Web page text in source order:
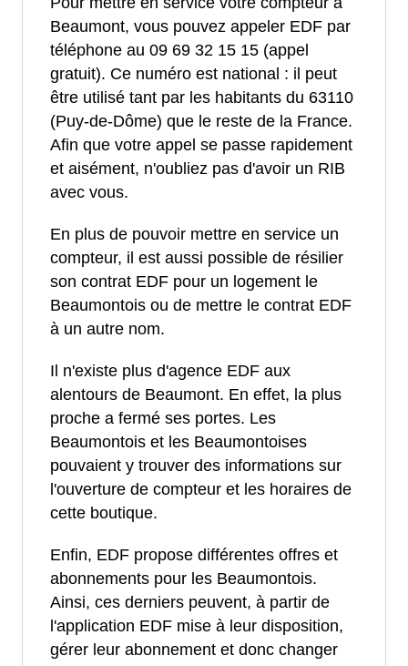
Beaumont, vous pouvez appeler EDF par
téléphone au 09 69 32 15 15 (appel
gratuit). Ce numéro est national : il peut
être utilisé tant par les habitants du 63110
(Puy-de-Dôme) que le reste de la France.
Afin que votre appel se passe rapidement
et aisément, n'oubliez pas d'avoir un RIB
avec vous.
En plus de pouvoir mettre en service un
compteur, il est aussi possible de résilier
son contrat EDF pour un logement le
Beaumontois ou de mettre le contrat EDF
à un autre nom.
Il n'existe plus d'agence EDF aux
alentours de Beaumont. En effet, la plus
proche a fermé ses portes. Les
Beaumontois et les Beaumontoises
pouvaient y trouver des informations sur
l'ouverture de compteur et les horaires de
cette boutique.
Enfin, EDF propose différentes offres et
abonnements pour les Beaumontois.
Ainsi, ces derniers peuvent, à partir de
l'application EDF mise à leur disposition,
gérer leur abonnement et donc changer